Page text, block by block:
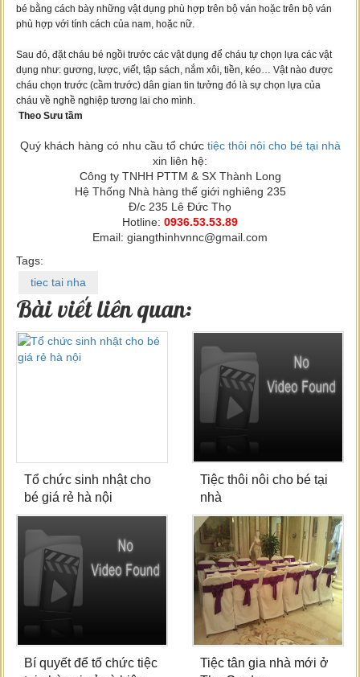
bé bằng cách bày những vật dụng phù hợp trên bộ ván hoặc trên bộ ván
phù hợp với tính cách của nam, hoặc nữ.
Sau đó, đặt cháu bé ngồi trước các vật dụng để cháu tự chọn lựa các vật
dụng như: gương, lược, viết, tập sách, nắm xôi, tiền, kéo… Vật nào được
cháu chọn trước (cầm trước) dân gian tin tưởng đó là sự chọn lựa của
cháu về nghề nghiệp tương lai cho mình.
Theo Sưu tầm
Quý khách hàng có nhu cầu tổ chứctiệc thôi nôi cho bé tại nhà
xin liên hệ:
Công ty TNHH PTTM & SX Thành Long
Hệ Thống Nhà hàng thế giới nghiêng 235
Đ/c 235 Lê Đức Thọ
Hotline: 0936.53.53.89
Email: giangthinhvnnc@gmail.com
Tags:
tiec tai nha
Bài viết liên quan:
Tổ chức sinh nhật cho
bé giá rẻ hà nội
Tiệc thôi nôi cho bé tại
nhà
Bí quyết để tổ chức tiệc
Tiệc tân gia nhà mới ở